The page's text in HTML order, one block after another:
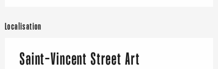
Localisation
Saint-Vincent Street Art